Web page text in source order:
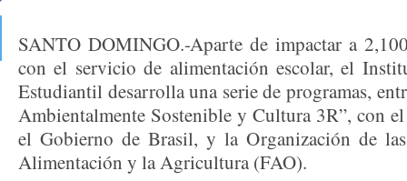
SANTO DOMINGO.-Aparte de impactar a
con el servicio de alimentación escolar, el
Estudiantil desarrolla una serie de programas,
Ambientalmente Sostenible y Cultura 3R”, con
el Gobierno de Brasil, y la Organización de
Alimentación y la Agricultura (FAO).